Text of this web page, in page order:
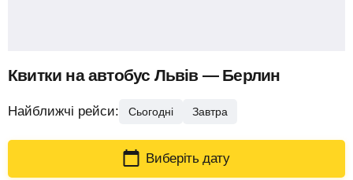
Квитки на автобус Львів — Берлин
Найближчі рейси: Сьогодні Завтра
Виберіть дату